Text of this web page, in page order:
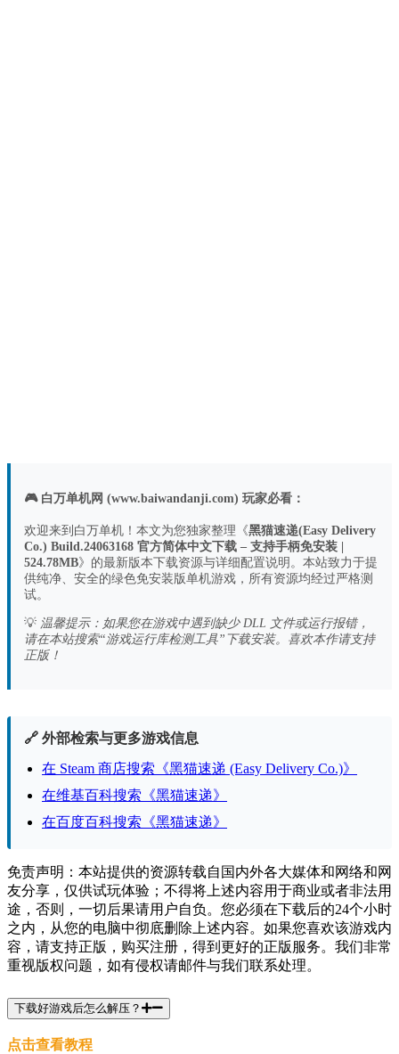
🎮 白万单机网 (www.baiwandanji.com) 玩家必看：
欢迎来到白万单机！本文为您独家整理《黑猫速递(Easy Delivery
Co.) Build.24063168 官方简体中文下载 – 支持手柄免安装 |
524.78MB》的最新版本下载资源与详细配置说明。本站致力于提
供纯净、安全的绿色免安装版单机游戏，所有资源均经过严格测
试。
💡 温馨提示：如果您在游戏中遇到缺少 DLL 文件或运行报错，
请在本站搜索“游戏运行库检测工具”下载安装。喜欢本作请支持
正版！
🔗 外部检索与更多游戏信息
在 Steam 商店搜索《黑猫速递 (Easy Delivery Co.)》
在维基百科搜索《黑猫速递》
在百度百科搜索《黑猫速递》
免责声明：本站提供的资源转载自国内外各大媒体和网络和网
友分享，仅供试玩体验；不得将上述内容用于商业或者非法用
途，否则，一切后果请用户自负。您必须在下载后的24个小时
之内，从您的电脑中彻底删除上述内容。如果您喜欢该游戏内
容，请支持正版，购买注册，得到更好的正版服务。我们非常
重视版权问题，如有侵权请邮件与我们联系处理。
下载好游戏后怎么解压？
点击查看教程